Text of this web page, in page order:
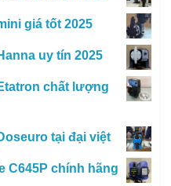
giá tốt 2025
uy tín 2025
chất lượng
tại đại việt
C645P chính hãng